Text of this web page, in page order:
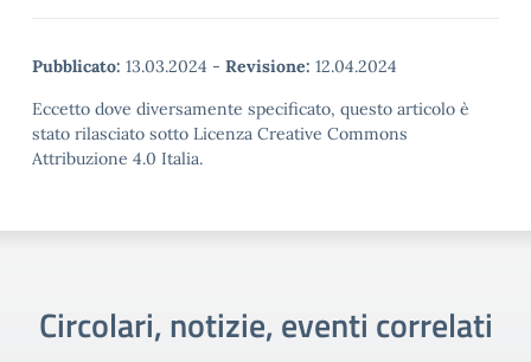
Pubblicato: 13.03.2024 - Revisione: 12.04.2024
Eccetto dove diversamente specificato, questo articolo è
stato rilasciato sotto Licenza Creative Commons
Attribuzione 4.0 Italia.
Circolari, notizie, eventi correlati